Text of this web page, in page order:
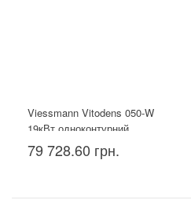
Viessmann Vitodens 050-W
19кВт одноконтурний
79 728.60 грн.